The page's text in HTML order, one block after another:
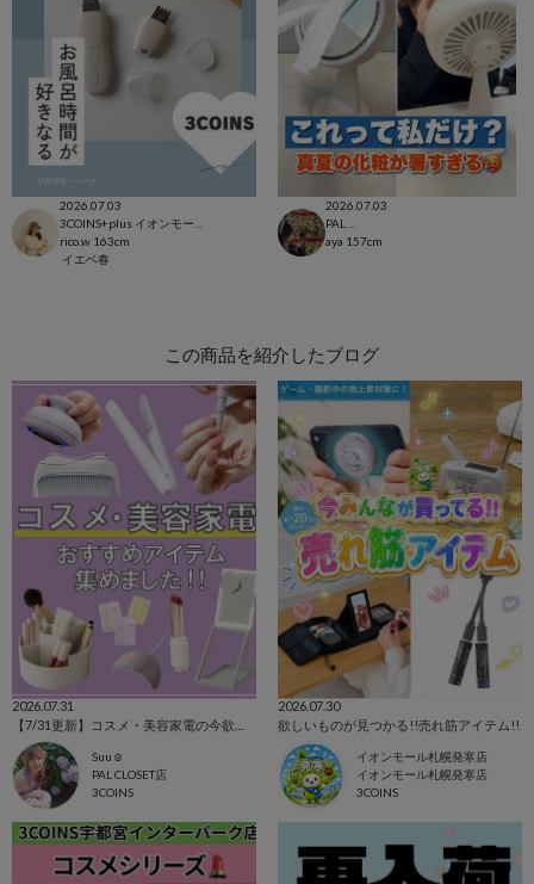
2026.07.03
rico.w 163cm
イエベ春
2026.07.03
aya 157cm
この商品を紹介したブログ
2026.07.31
Suu☺︎
PAL CLOSET店
3COINS
2026.07.30
欲しいものが見つかる!!売れ筋アイテム!!
イオンモール札幌発寒店
イオンモール札幌発寒店
3COINS